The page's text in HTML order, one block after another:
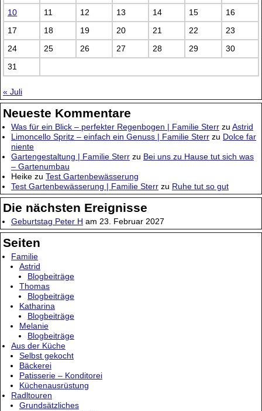
10
11 12 13 14 15
16
17
18 19 20 21 22
23
24
25 26 27 28 29
30
31
« Juli
Neueste Kommentare
Was für ein Blick – perfekter Regenbogen | Familie Sterr zu Astrid
Limoncello Spritz – einfach ein Genuss | Familie Sterr zu Dolce far
niente
Gartengestaltung | Familie Sterr zu Bei uns zu Hause tut sich was
– Gartenumbau
Heike zu Test Gartenbewässerung
Test Gartenbewässerung | Familie Sterr zu Ruhe tut so gut
Die nächsten Ereignisse
Geburtstag Peter H am 23. Februar 2027
Seiten
Familie
Astrid
Blogbeiträge
Thomas
Blogbeiträge
Katharina
Blogbeiträge
Melanie
Blogbeiträge
Aus der Küche
Selbst gekocht
Bäckerei
Patisserie – Konditorei
Küchenausrüstung
Radltouren
Grundsätzliches